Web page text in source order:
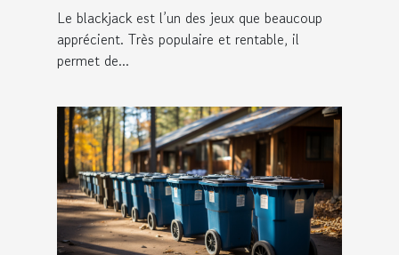
blackjack ?
Le blackjack est l’un des jeux que beaucoup
apprécient. Très populaire et rentable, il
permet de...